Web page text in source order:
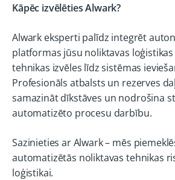
Kāpēc izvēlēties Alwark?
Alwark eksperti palīdz integrēt
platformas jūsu noliktavas
tehnikas izvēles līdz sistēmas
Profesionāls atbalsts un rezerves
samazināt dīkstāves un nodrošina
automatizēto procesu darbību.
Sazinieties ar Alwark – mēs
automatizētās noliktavas tehnikas
loģistikai.